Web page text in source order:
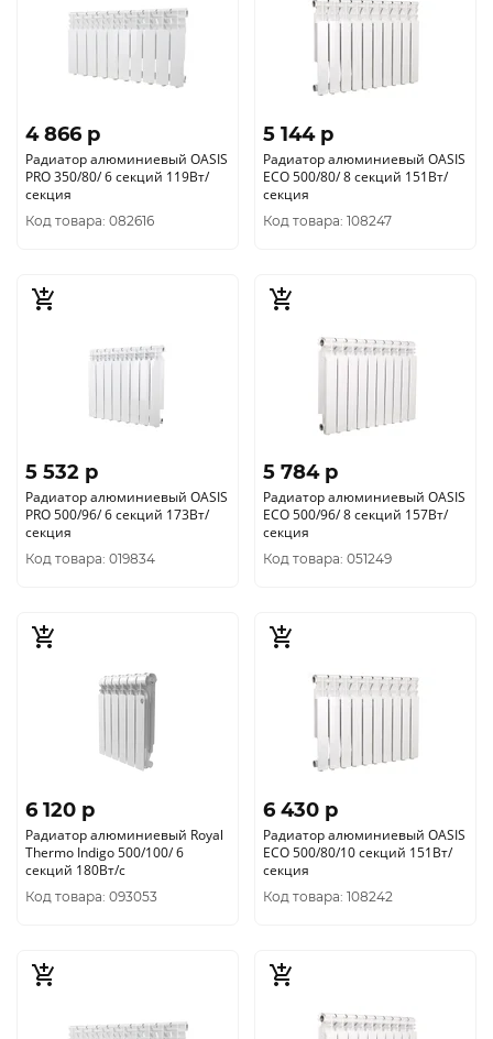
4 866 p
Радиатор алюминиевый OASIS
PRO 350/80/ 6 секций 119Вт/
секция
Код товара: 082616
5 144 p
Радиатор алюминиевый OASIS
ECO 500/80/ 8 секций 151Вт/
секция
Код товара: 108247
5 532 p
Радиатор алюминиевый OASIS
PRO 500/96/ 6 секций 173Вт/
секция
Код товара: 019834
5 784 p
Радиатор алюминиевый OASIS
ECO 500/96/ 8 секций 157Вт/
секция
Код товара: 051249
6 120 p
Радиатор алюминиевый Royal
Thermo Indigo 500/100/ 6
секций 180Вт/с
Код товара: 093053
6 430 p
Радиатор алюминиевый OASIS
ECO 500/80/10 секций 151Вт/
секция
Код товара: 108242